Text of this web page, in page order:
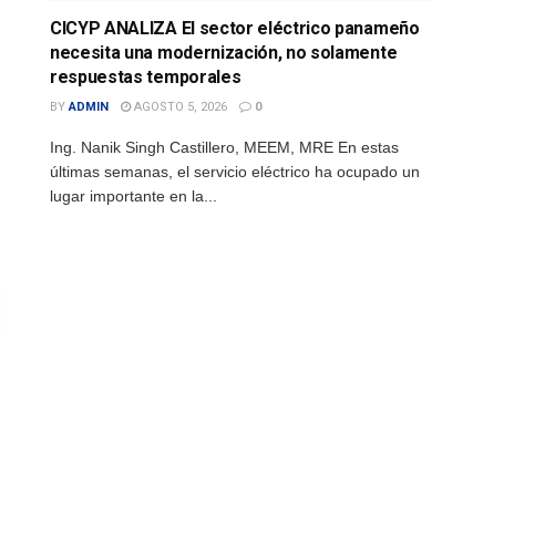
CICYP ANALIZA El sector eléctrico panameño
necesita una modernización, no solamente
respuestas temporales
BY ADMIN AGOSTO 5, 2026 0
Ing. Nanik Singh Castillero, MEEM, MRE En estas
últimas semanas, el servicio eléctrico ha ocupado un
lugar importante en la...